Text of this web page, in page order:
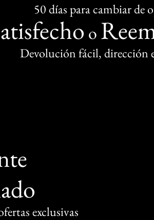
50 días para cambiar de
o
Devolución fácil, dirección
exclusivas